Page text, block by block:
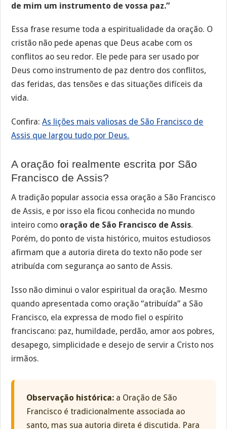
de mim um instrumento de vossa paz.”
Essa frase resume toda a espiritualidade da oração. O
cristão não pede apenas que Deus acabe com os
conflitos ao seu redor. Ele pede para ser usado por
Deus como instrumento de paz dentro dos conflitos,
das feridas, das tensões e das situações difíceis da
vida.
Confira:As lições mais valiosas de São Francisco de
Assis que largou tudo por Deus.
A oração foi realmente escrita por São
Francisco de Assis?
A tradição popular associa essa oração a São Francisco
de Assis, e por isso ela ficou conhecida no mundo
inteiro como oração de São Francisco de Assis.
Porém, do ponto de vista histórico, muitos estudiosos
afirmam que a autoria direta do texto não pode ser
atribuída com segurança ao santo de Assis.
Isso não diminui o valor espiritual da oração. Mesmo
quando apresentada como oração “atribuída” a São
Francisco, ela expressa de modo fiel o espírito
franciscano: paz, humildade, perdão, amor aos pobres,
desapego, simplicidade e desejo de servir a Cristo nos
irmãos.
Observação histórica: a Oração de São
Francisco é tradicionalmente associada ao
santo, mas sua autoria direta é discutida. Para